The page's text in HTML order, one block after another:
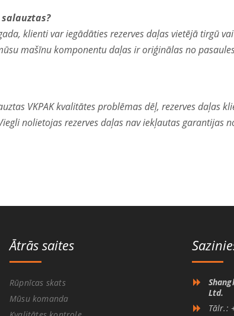
klienti var iegādāties rezerves daļas vietējā tirgū
mašīnu komponentu daļas ir oriģinālas no
VKPAK kvalitātes problēmas dēļ, rezerves daļas
nolietojas rezerves daļas nav iekļautas garantijas
Ātrās saites
Rūpnīcas skats
Mūsu komanda
Ltd.
Tālr.: